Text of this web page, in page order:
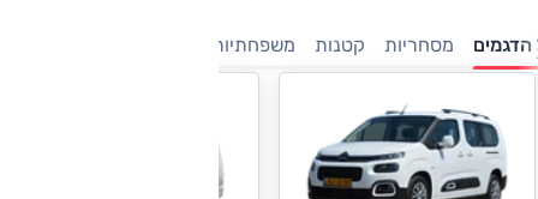
הדגמים מסחריות קטנות משפחתיות